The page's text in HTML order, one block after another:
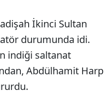
İkinci Sultan
durumunda idi.
indiği saltanat
Abdülhamit Harp